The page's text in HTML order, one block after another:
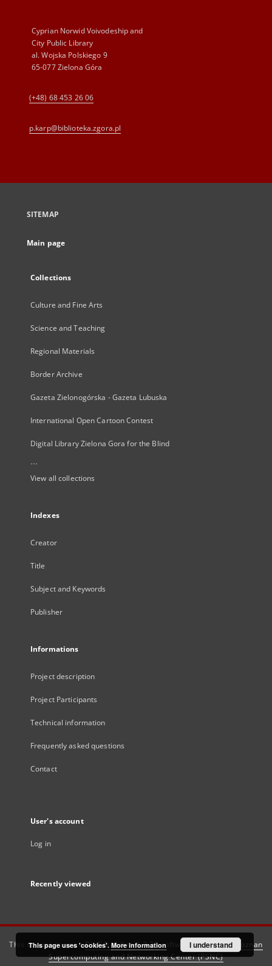
Cyprian Norwid Voivodeship and
City Public Library
al. Wojska Polskiego 9
65-077 Zielona Góra
(+48) 68 453 26 06
p.karp@biblioteka.zgora.pl
SITEMAP
Main page
Collections
Culture and Fine Arts
Science and Teaching
Regional Materials
Border Archive
Gazeta Zielonogórska - Gazeta Lubuska
International Open Cartoon Contest
Digital Library Zielona Gora for the Blind
...
View all collections
Indexes
Creator
Title
Subject and Keywords
Publisher
Informations
Project description
Project Participants
Technical information
Frequently asked questions
Contact
User's account
Log in
Recently viewed
This service runs onDInGO dLibra 6.3.21software created by
Poznan
Supercomputing and Networking Center (PSNC)
This page uses 'cookies'. More information I understand